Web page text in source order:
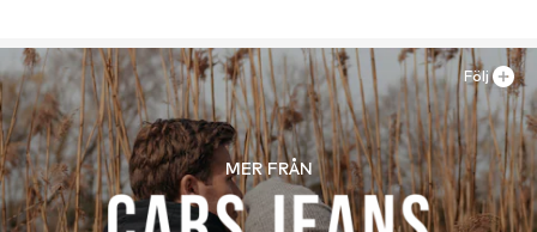
MER FRÅN
Följ